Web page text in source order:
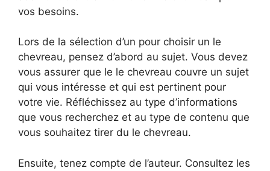
vos besoins.
Lors de la sélection d’un pour choisir un le
chevreau, pensez d’abord au sujet. Vous devez
vous assurer que le le chevreau couvre un sujet
qui vous intéresse et qui est pertinent pour
votre vie. Réfléchissez au type d’informations
que vous recherchez et au type de contenu que
vous souhaitez tirer du le chevreau.
Ensuite, tenez compte de l’auteur. Consultez les